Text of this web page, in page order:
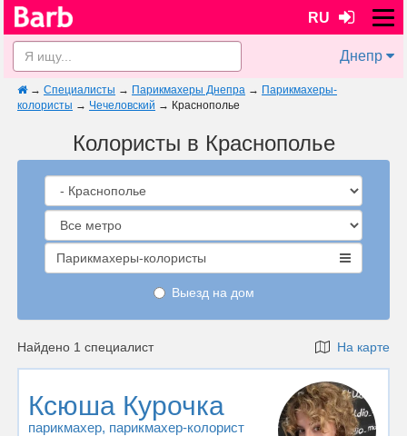
RU
Днепр
→ Специалисты → Парикмахеры Днепра → Парикмахеры-
колористы → Чечеловский → Краснополье
Колористы в Краснополье
Парикмахеры-колористы
Выезд на дом
Найдено 1 специалист На карте
Ксюша Курочка
парикмахер, парикмахер-колорист